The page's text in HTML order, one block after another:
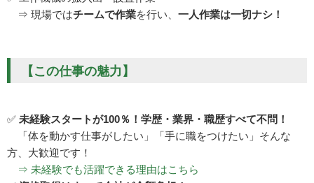
⇒ 現場ではチームで作業を行い、 一人作業は一切ナシ！
【この仕事の魅力】
✅ 未経験スタートが100％！学歴・業界・職歴すべて不問！
「体を動かす仕事がしたい」「手に職をつけたい」そんな
方、大歓迎です！
⇒ 未経験でも活躍できる理由はこちら